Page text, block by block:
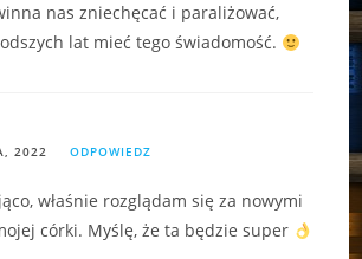
nas zniechęcać i paraliżować,
lat mieć tego świadomość.
2022 ODPOWIEDZ
właśnie rozglądam się za nowymi
córki. Myślę, że ta będzie super